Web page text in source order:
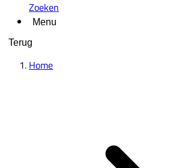
Zoeken
Menu
Terug
Home